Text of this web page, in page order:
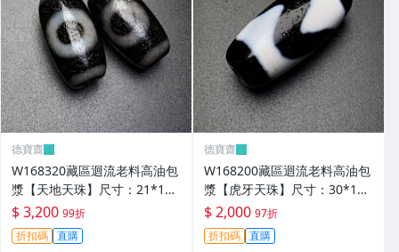
德寶齋
W168320藏區迴流老料高油包
漿【天地天珠】尺寸：21*11
毫米 重量8.3克天圓地方， 天
珠 瑪瑙 文玩【德寶齋】999
$ 3,200 99折
折扣碼 直購
德寶齋
W168200藏區迴流老料高油包
漿【虎牙天珠】尺寸：30*13
毫米 重量8.8克一顆可以改 天
珠 瑪瑙 文玩【德寶齋】497
$ 2,000 97折
折扣碼 直購